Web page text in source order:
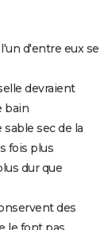
d'entre eux se
devraient
bain
sec de la
fois plus
dur que
des